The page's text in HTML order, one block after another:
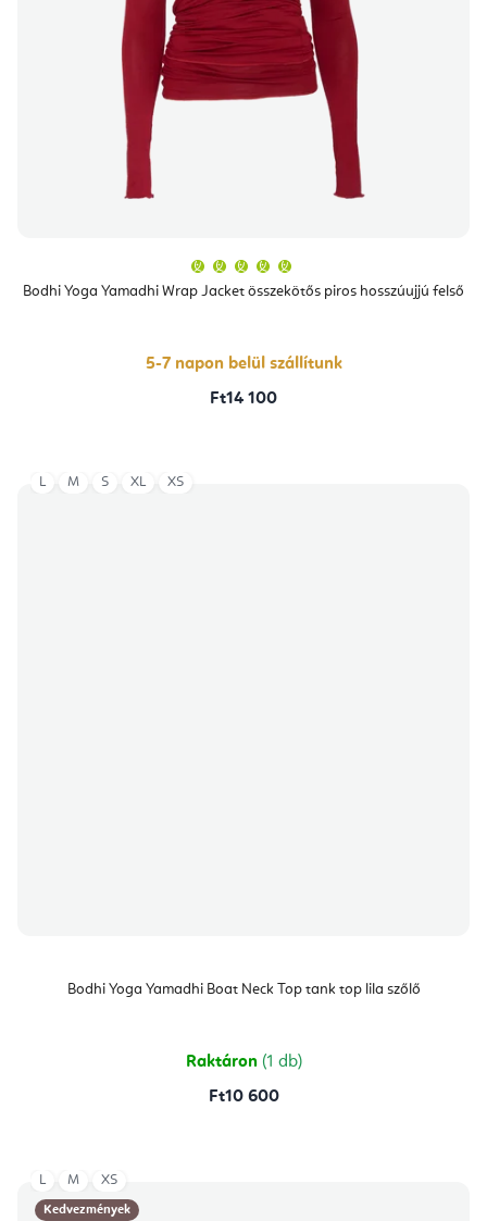
Bodhi Yoga Yamadhi Wrap Jacket összekötős piros hosszúujjú felső
átlagos
értékelése
csillag.
5-7 napon belül szállítunk
Ft14 100
Bodhi Yoga Yamadhi Boat Neck Top tank top lila szőlő
Raktáron (1 db)
Ft10 600
L M S XL XS
Kedvezmények
L M XS